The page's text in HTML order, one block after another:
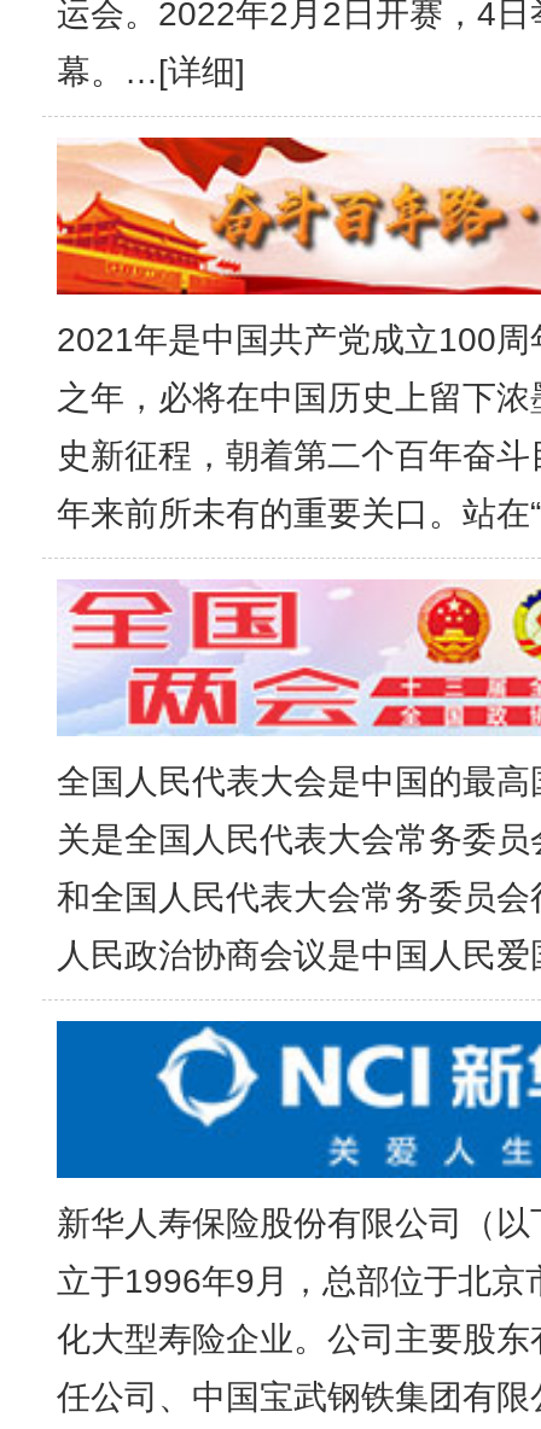
运会。2022年2月2日开赛，4
幕。…[详细]
2021年是中国共产党成立100周
之年，必将在中国历史上留下
史新征程，朝着第二个百年奋
年来前所未有的重要关口。站
全国人民代表大会是中国的最
关是全国人民代表大会常务委
和全国人民代表大会常务委员
人民政治协商会议是中国人民
新华人寿保险股份有限公司（以
立于1996年9月，总部位于北京
化大型寿险企业。公司主要股
任公司、中国宝武钢铁集团有